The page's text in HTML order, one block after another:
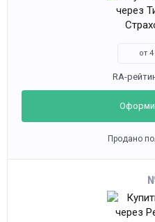
от 4
RA-
Продано